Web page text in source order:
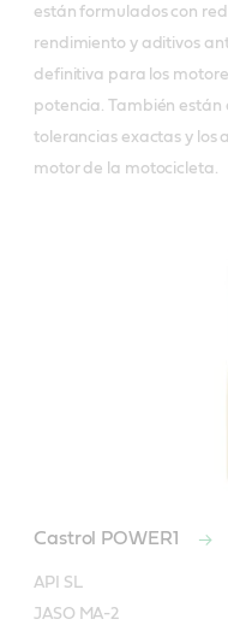
están formulados con
rendimiento y aditivos
definitiva para los
potencia. También
tolerancias exactas y los
motor de la motocicleta.
Castrol POWER1
API SL
JASO MA-2